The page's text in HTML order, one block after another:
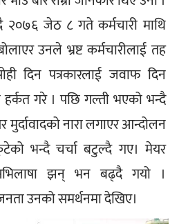
२०७६ जेठ ८ गते कर्मचारी माथि
उनले भ्रष्ट कर्मचारीलाई तह
दिन पत्रकारलाई जवाफ दिन
गरे । पछि गल्ती भएको भन्दै
मुर्दावादको नारा लगाएर आन्दोलन
भन्दै चर्चा बटुल्दै गए। मेयर
झन् भन बढ्दै गयो ।
उनको समर्थनमा देखिए।